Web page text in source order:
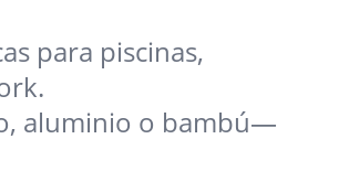
para piscinas,
aluminio o bambú—